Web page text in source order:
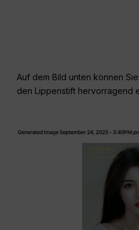
Auf dem Bild unten können
den Lippenstift hervorragend